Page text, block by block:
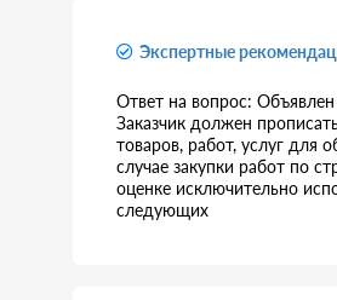
Экспертные
Ответ на вопрос:
Заказчик должен
товаров, работ, услуг для
случае закупки работ по
оценке исключительно
следующих